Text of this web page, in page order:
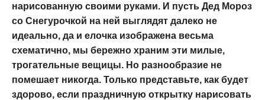
нарисованную своими руками. И пусть Дед Мороз
со Снегурочкой на ней выглядят далеко не
идеально, да и елочка изображена весьма
схематично, мы бережно храним эти милые,
трогательные вещицы. Но разнообразие не
помешает никогда. Только представьте, как будет
здорово, если праздничную открытку нарисовать